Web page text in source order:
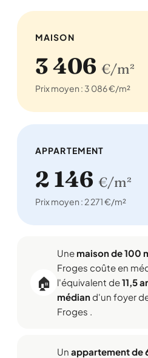
MAISON
3 406 €/m²
Prix moyen : 3 086 €/m²
APPARTEMENT
2 146 €/m²
Prix moyen : 2 271 €/m²
🏠
Une maison de 100
Froges coûte en
l'équivalent de11,5
médiand'un foyer
Froges .
Un appartement de